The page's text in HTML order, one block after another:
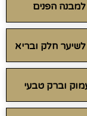
הפנים
חלק ובריא
וברק טבעי